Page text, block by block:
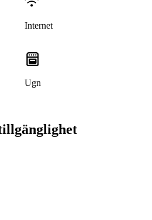
Internet
Ugn